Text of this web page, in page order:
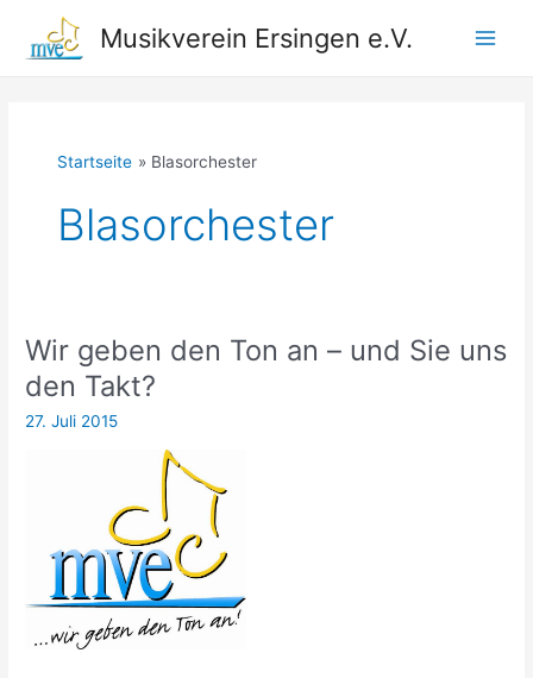
springen
Musikverein Ersingen e.V.
Startseite Blasorchester
Blasorchester
Wir geben den Ton an – und Sie uns
den Takt?
27. Juli 2015